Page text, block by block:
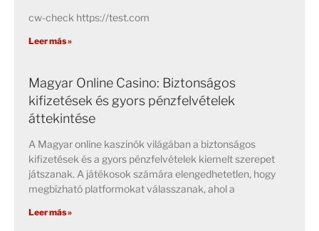
cw-check https://test.com
Leer más »
Magyar Online Casino: Biztonságos
kifizetések és gyors pénzfelvételek
áttekintése
A Magyar online kaszinók világában a biztonságos
kifizetések és a gyors pénzfelvételek kiemelt szerepet
játszanak. A játékosok számára elengedhetetlen, hogy
megbízható platformokat válasszanak, ahol a
Leer más »